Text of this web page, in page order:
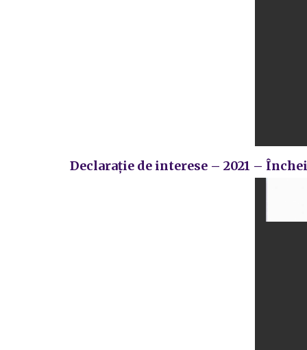
Declarație de interese – 2021 –